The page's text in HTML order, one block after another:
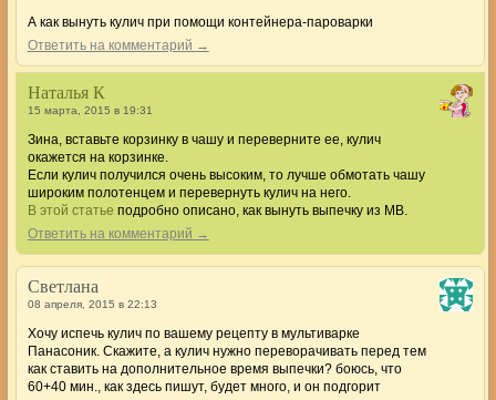
А как вынуть кулич при помощи контейнера-пароварки
Ответить на комментарий →
Наталья К
15 марта, 2015 в 19:31
Зина, вставьте корзинку в чашу и переверните ее, кулич
окажется на корзинке.
Если кулич получился очень высоким, то лучше обмотать чашу
широким полотенцем и перевернуть кулич на него.
В этой статье подробно описано, как вынуть выпечку из МВ.
Ответить на комментарий →
Светлана
08 апреля, 2015 в 22:13
Хочу испечь кулич по вашему рецепту в мультиварке
Панасоник. Скажите, а кулич нужно переворачивать перед тем
как ставить на дополнительное время выпечки? боюсь, что
60+40 мин., как здесь пишут, будет много, и он подгорит